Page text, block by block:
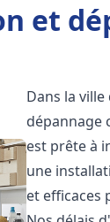
et
Dans la ville
dépannage
est prête à
une
et efficaces